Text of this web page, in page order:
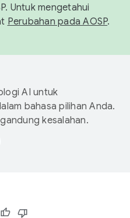
Untuk mengetahui
Perubahan pada AOSP.
AI untuk
bahasa pilihan Anda.
kesalahan.